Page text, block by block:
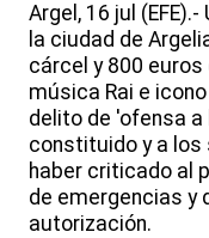
Argel, 16 jul
la ciudad de
cárcel y 800
música Rai e
delito de 'ofensa a
constituido y a los
haber criticado al
de emergencias y
autorización.